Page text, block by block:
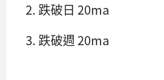
2. 跌破日 20ma
3. 跌破週 20ma